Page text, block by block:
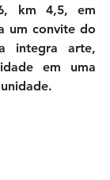
km 4,5, em
um convite do
integra arte,
em uma